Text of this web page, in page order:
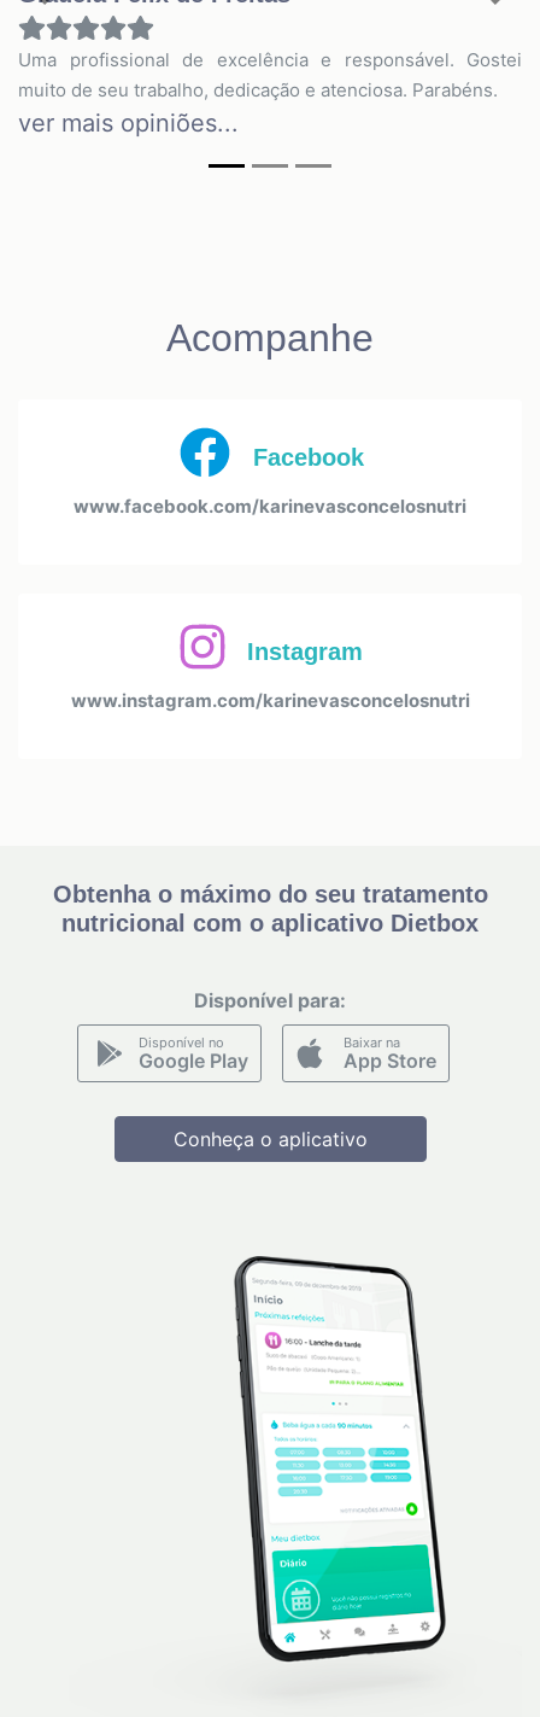
Uma profissional de excelência e responsável. Gostei
muito de seu trabalho, dedicação e atenciosa. Parabéns.
ver mais opiniões...
Previous Next
Acompanhe
Facebook
www.facebook.com/karinevasconcelosnutri
Instagram
www.instagram.com/karinevasconcelosnutri
Obtenha o máximo do seu tratamento
nutricional com o aplicativo Dietbox
Disponível para:
Disponível no
Google Play
Baixar na
App Store
Conheça o aplicativo